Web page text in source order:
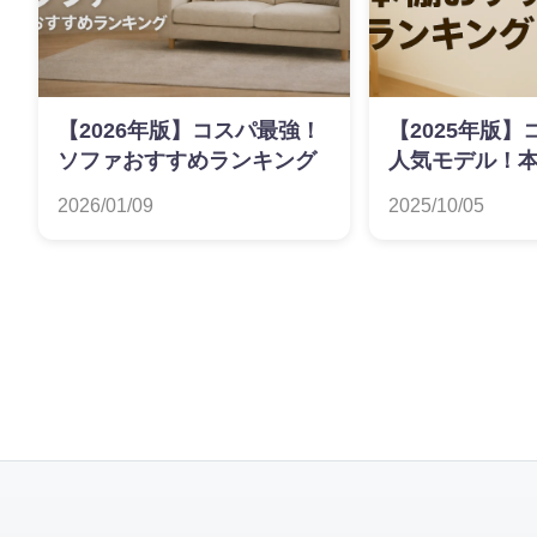
【2026年版】コスパ最強！
ソファおすすめランキング
2026/01/09
【2025年版】
人気モデル！
2025/10/05